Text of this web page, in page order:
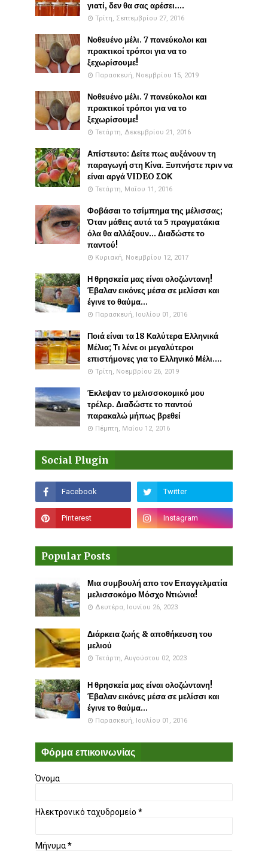
γιατί, δεν θα σας αρέσει....
Τρίτη, Σεπτεμβρίου 27, 2016
Νοθευένο μέλι. 7 πανεύκολοι και
πρακτικοί τρόποι για να το
ξεχωρίσουμε!
Παρασκευή, Νοεμβρίου 15, 2019
Νοθευένο μέλι. 7 πανεύκολοι και
πρακτικοί τρόποι για να το
ξεχωρίσουμε!
Τετάρτη, Δεκεμβρίου 21, 2016
Απίστευτο: Δείτε πως αυξάνουν τη
παραγωγή στη Κίνα. Ξυπνήστε πριν να
είναι αργά VIDEO ΣΟΚ
Τετάρτη, Μαΐου 11, 2016
Φοβάσαι το τσίμπημα της μέλισσας;
Όταν μάθεις αυτά τα 5 πραγματάκια
όλα θα αλλάξουν... Διαδώστε το
παντού!
Κυριακή, Νοεμβρίου 12, 2017
Η θρησκεία μας είναι ολοζώντανη!
Έβαλαν εικόνες μέσα σε μελίσσι και
έγινε το θαύμα...
Παρασκευή, Ιουλίου 01, 2016
Ποιά είναι τα 18 Καλύτερα Ελληνικά
Μέλια; Τι λένε οι μεγαλύτεροι
επιστήμονες για το Ελληνικό Μέλι....
Τρίτη, Νοεμβρίου 26, 2019
Έκλεψαν το μελισσοκομικό μου
τρέλερ. Διαδώστε το παντού
παρακαλώ μήπως βρεθεί
Πέμπτη, Μαΐου 12, 2016
Social Plugin
Popular Posts
Μια συμβουλή απο τον Επαγγελματία
μελισσοκόμο Μόσχο Ντιώνια!
Δευτέρα, Ιουνίου 26, 2023
Διάρκεια ζωής & αποθήκευση του
μελιού
Τετάρτη, Αυγούστου 02, 2023
Η θρησκεία μας είναι ολοζώντανη!
Έβαλαν εικόνες μέσα σε μελίσσι και
έγινε το θαύμα...
Παρασκευή, Ιουλίου 01, 2016
Φόρμα επικοινωνίας
Όνομα
Ηλεκτρονικό ταχυδρομείο *
Μήνυμα*